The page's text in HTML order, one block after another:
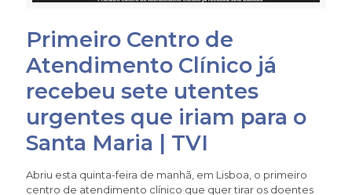
Primeiro Centro de
Atendimento Clínico já
recebeu sete utentes
urgentes que iriam para o
Santa Maria | TVI
Abriu esta quinta-feira de manhã, em Lisboa, o primeiro
centro de atendimento clínico que quer tirar os doentes